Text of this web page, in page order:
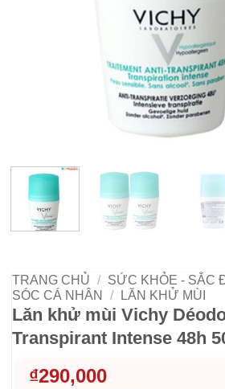
TRANG CHỦ / SỨC KHỎE - SẮC
SÓC CÁ NHÂN
/ LĂN KHỬ MÙI
Lăn khử mùi Vichy
Transpirant Intense 48h
₫290,000